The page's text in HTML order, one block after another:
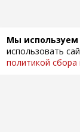
Мы
использовать
политикой